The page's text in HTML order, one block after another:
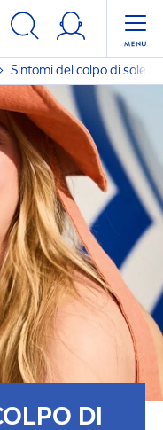
Sintomi del colpo di sole,
DI